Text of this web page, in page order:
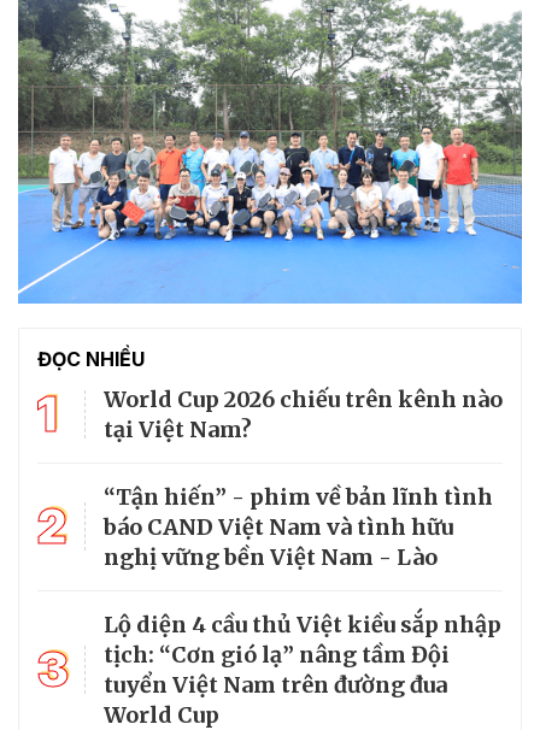
ĐỌC NHIỀU
1
World Cup 2026 chiếu trên kênh nào
tại Việt Nam?
2
“Tận hiến” - phim về bản lĩnh tình
báo CAND Việt Nam và tình hữu
nghị vững bền Việt Nam - Lào
3
Lộ diện 4 cầu thủ Việt kiều sắp nhập
tịch: “Cơn gió lạ” nâng tầm Đội
tuyển Việt Nam trên đường đua
World Cup